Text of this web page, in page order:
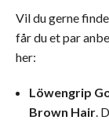
Vil du gerne
får du et par
her:
Löwengrip
Brown Hair.